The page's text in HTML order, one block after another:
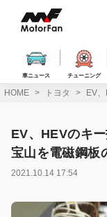
ス
車ニュース チューニング
HOME トヨタ EV
EV、HEVのキ
宝山を電磁鋼
2021.10.14 17:54